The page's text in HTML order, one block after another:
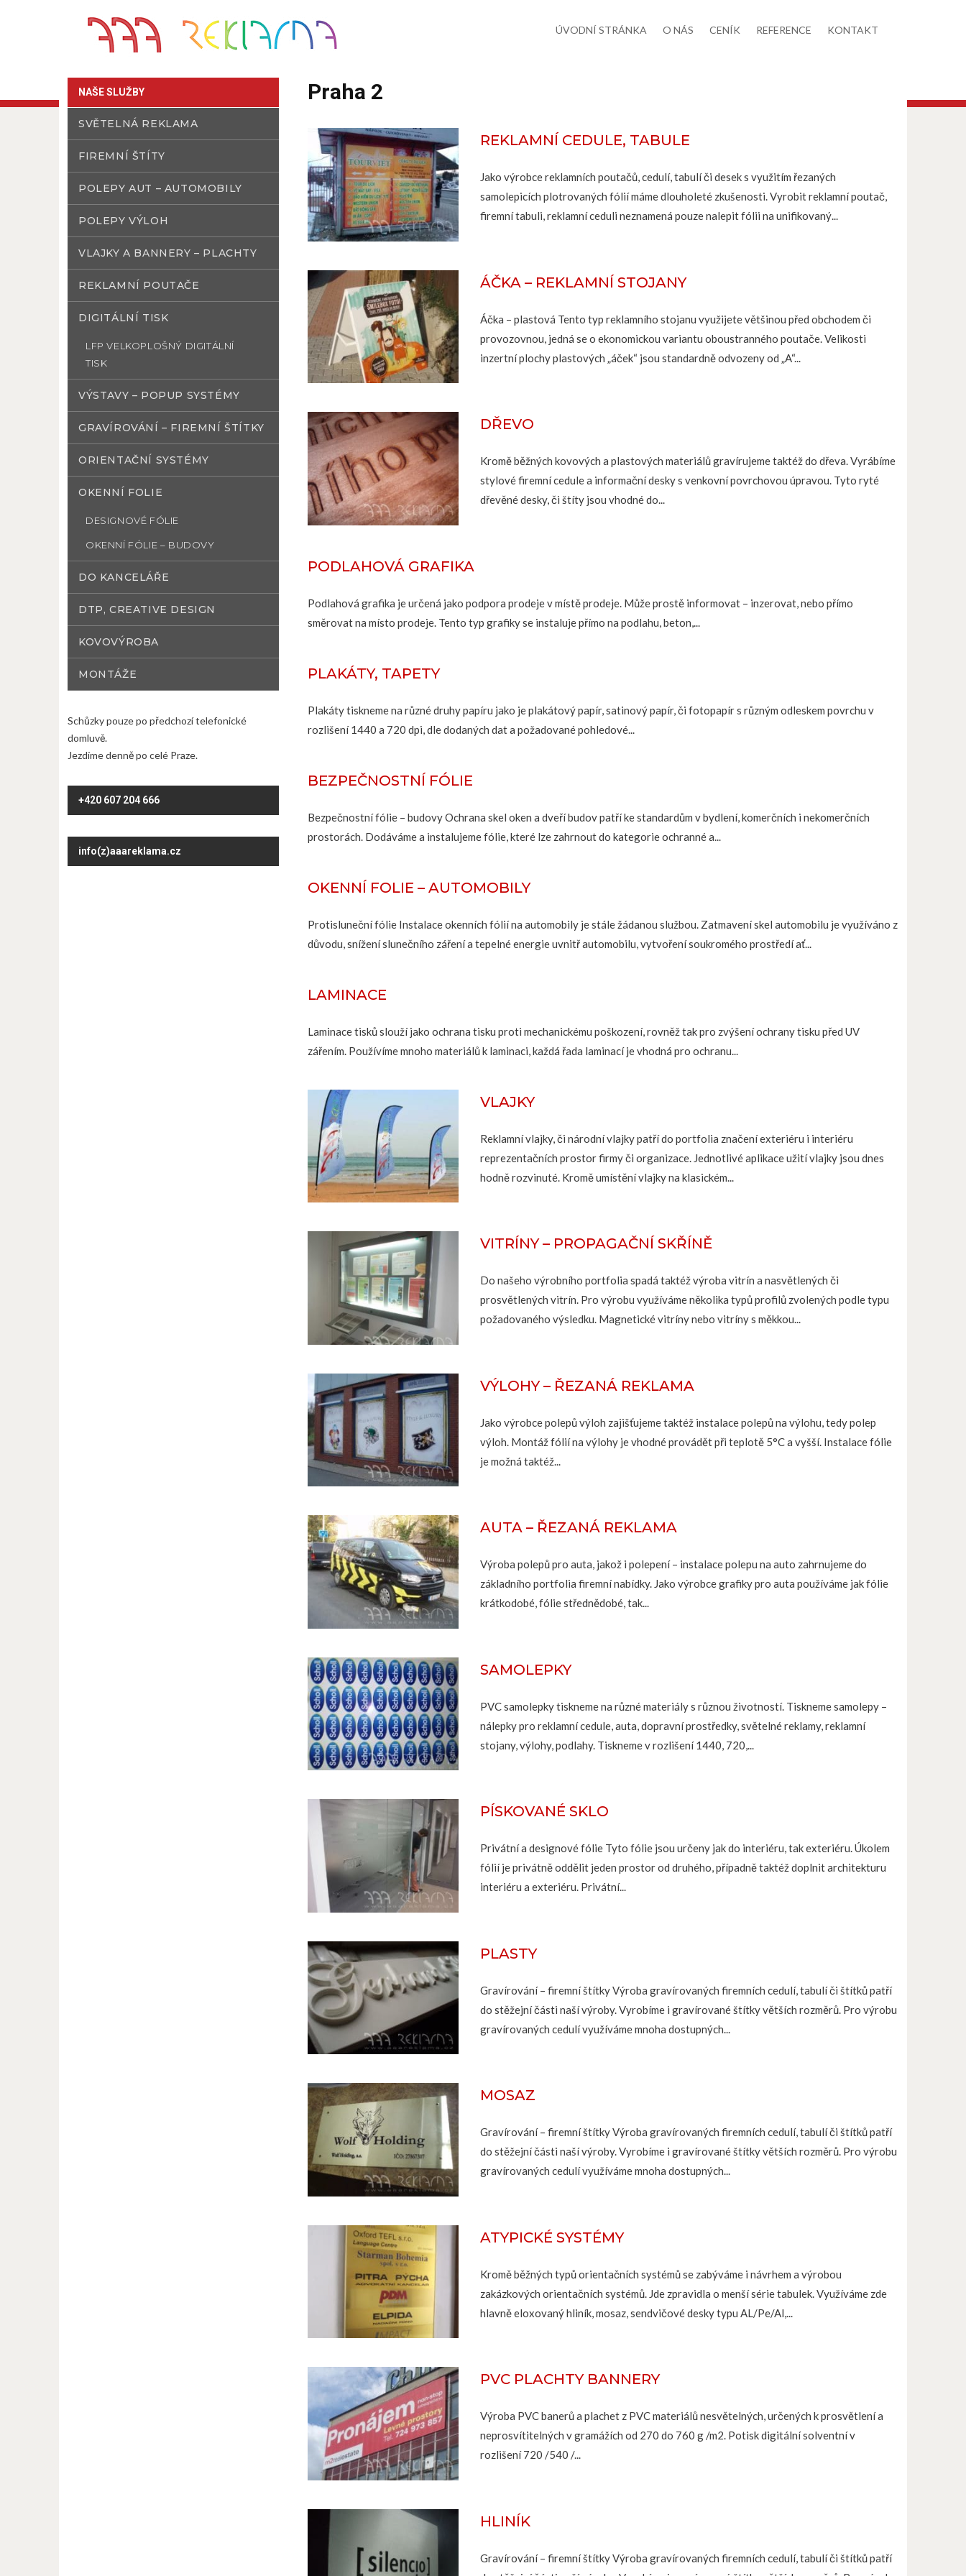
ÚVODNÍ STRÁNKA O NÁS CENÍK REFERENCE KONTAKT
Praha 2
REKLAMNÍ CEDULE, TABULE
Jako výrobce reklamních poutačů, cedulí, tabulí či desek s využitím řezaných
samolepicích plotrovaných fólií máme dlouholeté zkušenosti. Vyrobit reklamní poutač,
firemní tabuli, reklamní ceduli neznamená pouze nalepit fólii na unifikovaný...
ÁČKA – REKLAMNÍ STOJANY
Áčka – plastová Tento typ reklamního stojanu využijete většinou před obchodem či
provozovnou, jedná se o ekonomickou variantu oboustranného poutače. Velikosti
inzertní plochy plastových „áček“ jsou standardně odvozeny od „A“...
DŘEVO
Kromě běžných kovových a plastových materiálů gravírujeme taktéž do dřeva. Vyrábíme
stylové firemní cedule a informační desky s venkovní povrchovou úpravou. Tyto ryté
dřevěné desky, či štíty jsou vhodné do...
PODLAHOVÁ GRAFIKA
Podlahová grafika je určená jako podpora prodeje v místě prodeje. Může prostě informovat – inzerovat, nebo přímo
směrovat na místo prodeje. Tento typ grafiky se instaluje přímo na podlahu, beton,...
PLAKÁTY, TAPETY
Plakáty tiskneme na různé druhy papíru jako je plakátový papír, satinový papír, či fotopapír s různým odleskem povrchu v
rozlišení 1440 a 720 dpi, dle dodaných dat a požadované pohledové...
BEZPEČNOSTNÍ FÓLIE
Bezpečnostní fólie – budovy Ochrana skel oken a dveří budov patří ke standardům v bydlení, komerčních i nekomerčních
prostorách. Dodáváme a instalujeme fólie, které lze zahrnout do kategorie ochranné a...
OKENNÍ FOLIE – AUTOMOBILY
Protisluneční fólie Instalace okenních fólií na automobily je stále žádanou službou. Zatmavení skel automobilu je využíváno z
důvodu, snížení slunečního záření a tepelné energie uvnitř automobilu, vytvoření soukromého prostředí ať...
LAMINACE
Laminace tisků slouží jako ochrana tisku proti mechanickému poškození, rovněž tak pro zvýšení ochrany tisku před UV
zářením. Používíme mnoho materiálů k laminaci, každá řada laminací je vhodná pro ochranu...
VLAJKY
Reklamní vlajky, či národní vlajky patří do portfolia značení exteriéru i interiéru
reprezentačních prostor firmy či organizace. Jednotlivé aplikace užití vlajky jsou dnes
hodně rozvinuté. Kromě umístění vlajky na klasickém...
VITRÍNY – PROPAGAČNÍ SKŘÍNĚ
Do našeho výrobního portfolia spadá taktéž výroba vitrín a nasvětlených či
prosvětlených vitrín. Pro výrobu využíváme několika typů profilů zvolených podle typu
požadovaného výsledku. Magnetické vitríny nebo vitríny s měkkou...
VÝLOHY – ŘEZANÁ REKLAMA
Jako výrobce polepů výloh zajišťujeme taktéž instalace polepů na výlohu, tedy polep
výloh. Montáž fólií na výlohy je vhodné provádět při teplotě 5°C a vyšší. Instalace fólie
je možná taktéž...
AUTA – ŘEZANÁ REKLAMA
Výroba polepů pro auta, jakož i polepení – instalace polepu na auto zahrnujeme do
základního portfolia firemní nabídky. Jako výrobce grafiky pro auta používáme jak fólie
krátkodobé, fólie střednědobé, tak...
SAMOLEPKY
PVC samolepky tiskneme na různé materiály s různou životností. Tiskneme samolepy –
nálepky pro reklamní cedule, auta, dopravní prostředky, světelné reklamy, reklamní
stojany, výlohy, podlahy. Tiskneme v rozlišení 1440, 720,...
PÍSKOVANÉ SKLO
Privátní a designové fólie Tyto fólie jsou určeny jak do interiéru, tak exteriéru. Úkolem
fólií je privátně oddělit jeden prostor od druhého, případně taktéž doplnit architekturu
interiéru a exteriéru. Privátní...
PLASTY
Gravírování – firemní štítky Výroba gravírovaných firemních cedulí, tabulí či štítků patří
do stěžejní části naší výroby. Vyrobíme i gravírované štítky větších rozměrů. Pro výrobu
gravírovaných cedulí využíváme mnoha dostupných...
MOSAZ
Gravírování – firemní štítky Výroba gravírovaných firemních cedulí, tabulí či štítků patří
do stěžejní části naší výroby. Vyrobíme i gravírované štítky větších rozměrů. Pro výrobu
gravírovaných cedulí využíváme mnoha dostupných...
ATYPICKÉ SYSTÉMY
Kromě běžných typů orientačních systémů se zabýváme i návrhem a výrobou
zakázkových orientačních systémů. Jde zpravidla o menší série tabulek. Využíváme zde
hlavně eloxovaný hliník, mosaz, sendvičové desky typu AL/Pe/Al,...
PVC PLACHTY BANNERY
Výroba PVC banerů a plachet z PVC materiálů nesvětelných, určených k prosvětlení a
neprosvítitelných v gramážích od 270 do 760 g /m2. Potisk digitální solventní v
rozlišení 720 /540 /...
HLINÍK
Gravírování – firemní štítky Výroba gravírovaných firemních cedulí, tabulí či štítků patří
NAŠE SLUŽBY
SVĚTELNÁ REKLAMA
FIREMNÍ ŠTÍTY
POLEPY AUT – AUTOMOBILY
POLEPY VÝLOH
VLAJKY A BANNERY – PLACHTY
REKLAMNÍ POUTAČE
DIGITÁLNÍ TISK
LFP VELKOPLOŠNÝ DIGITÁLNÍ
TISK
VÝSTAVY – POPUP SYSTÉMY
GRAVÍROVÁNÍ – FIREMNÍ ŠTÍTKY
ORIENTAČNÍ SYSTÉMY
OKENNÍ FOLIE
DESIGNOVÉ FÓLIE
OKENNÍ FÓLIE – BUDOVY
DO KANCELÁŘE
DTP, CREATIVE DESIGN
KOVOVÝROBA
MONTÁŽE
Schůzky pouze po předchozí telefonické
domluvě.
Jezdíme denně po celé Praze.
+420 607 204 666
info(z)aaareklama.cz